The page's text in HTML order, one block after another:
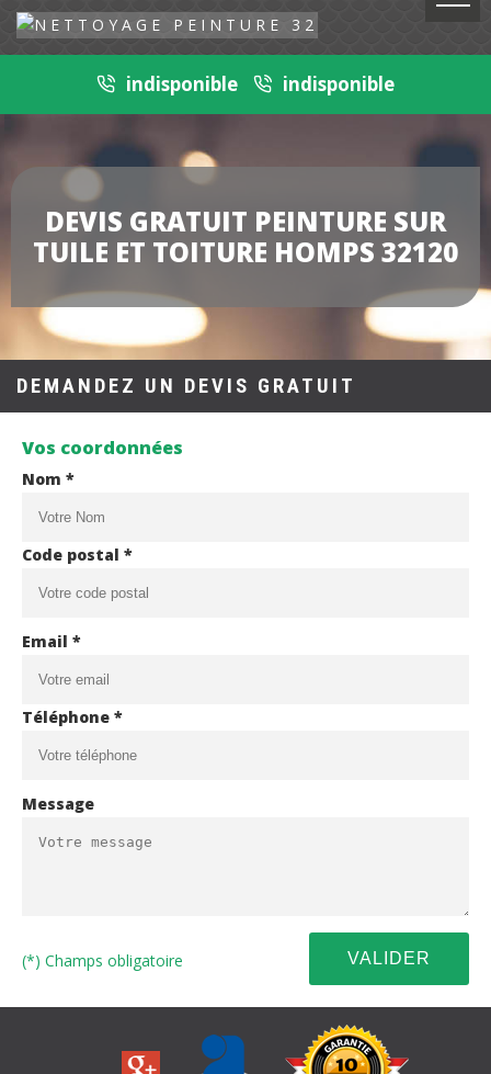
indisponible indisponible
DEVIS GRATUIT PEINTURE SUR
TUILE ET TOITURE HOMPS 32120
DEMANDEZ UN DEVIS GRATUIT
Vos coordonnées
Nom *
Code postal *
Email *
Téléphone *
Message
(*) Champs obligatoire